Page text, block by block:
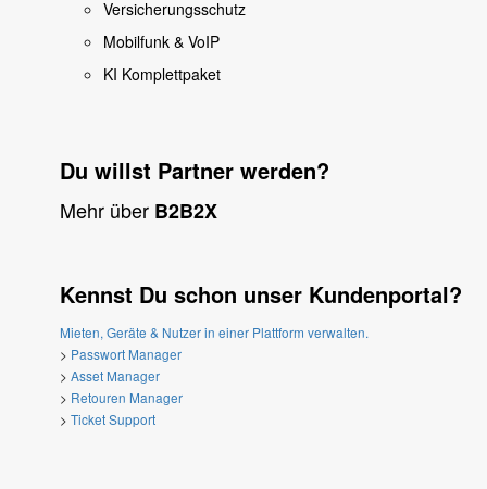
Versicherungsschutz
Mobilfunk & VoIP
KI Komplettpaket
Du willst Partner werden?
Mehr über B2B2X
Kennst Du schon unser Kundenportal?
Mieten, Geräte & Nutzer in einer Plattform verwalten.
> Passwort Manager
> Asset Manager
> Retouren Manager
> Ticket Support